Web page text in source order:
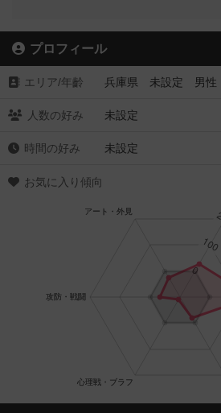
プロフィール
エリア/年齡 兵庫県 未設定 男性
人数の好み 未設定
時間の好み 未設定
お気に入り傾向